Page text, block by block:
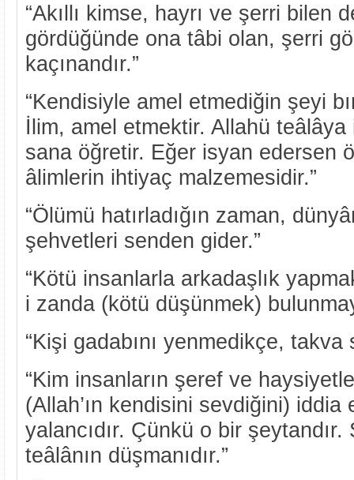
“Akıllı kimse, hayrı ve şerri bilen
gördüğünde ona tâbi olan, şerri
kaçınandır.”
“Kendisiyle amel etmediğin şeyi
İlim, amel etmektir. Allahü
sana öğretir. Eğer isyan edersen
âlimlerin ihtiyaç malzemesidir.”
“Ölümü hatırladığın zaman,
şehvetleri senden gider.”
“Kötü insanlarla arkadaşlık
i zanda (kötü düşünmek)
“Kişi gadabını yenmedikçe, takva
“Kim insanların şeref ve
(Allah’ın kendisini sevdiğini)
yalancıdır. Çünkü o bir
teâlânın düşmanıdır.”